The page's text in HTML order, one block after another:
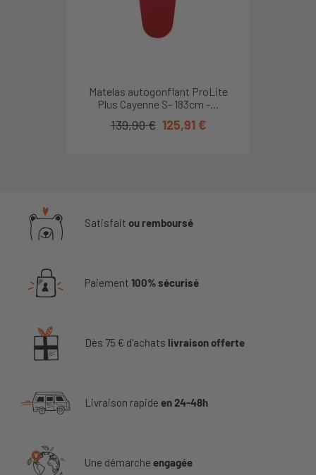
Matelas autogonflant ProLite
Plus Cayenne S- 183cm -...
139,90 € 125,91 €
Satisfait ou remboursé
Paiement 100% sécurisé
Dès 75 € d'achats livraison offerte
Livraison rapide en 24-48h
Une démarche engagée